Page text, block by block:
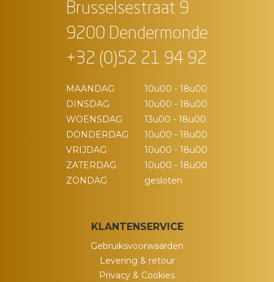
Brusselsestraat 9
9200 Dendermonde
+32 (0)52 21 94 92
MAANDAG
10u00 - 18u00
DINSDAG
10u00 - 18u00
WOENSDAG
13u00 - 18u00
DONDERDAG
10u00 - 18u00
VRIJDAG
10u00 - 18u00
ZATERDAG
10u00 - 18u00
ZONDAG
gesloten
KLANTENSERVICE
Gebruiksvoorwaarden
Levering & retour
Privacy & Cookies